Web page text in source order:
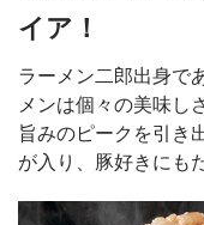
イア！
ラーメン二郎出身で
メンは個々の美味し
旨みのピークを引き
が入り、豚好きにも